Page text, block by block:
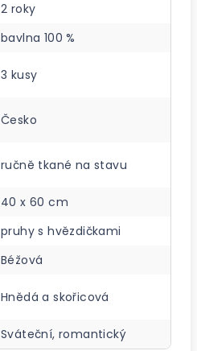
2 roky
bavlna 100 %
3 kusy
Česko
ručně tkané na stavu
40 x 60 cm
pruhy s hvězdičkami
Béžová
Hnědá a skořicová
Sváteční, romantický